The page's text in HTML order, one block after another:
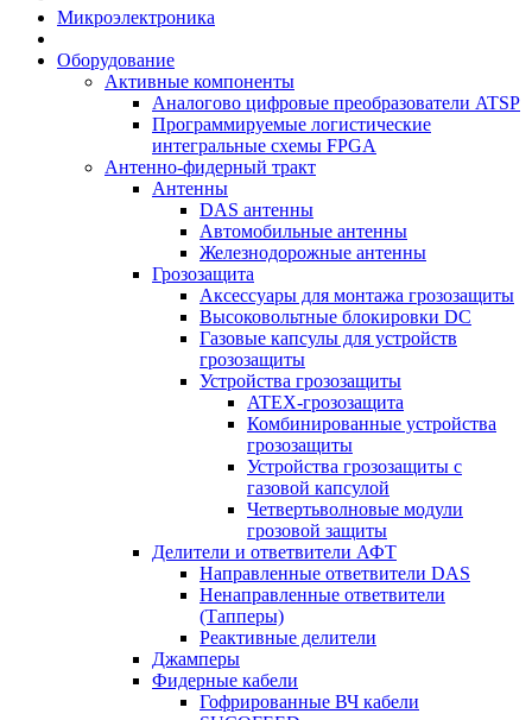
Микроэлектроника
Оборудование
Активные компоненты
Аналогово цифровые преобразователи ATSP
Программируемые логистические
интегральные схемы FPGA
Антенно-фидерный тракт
Антенны
DAS антенны
Автомобильные антенны
Железнодорожные антенны
Грозозащита
Аксессуары для монтажа грозозащиты
Высоковольтные блокировки DC
Газовые капсулы для устройств
грозозащиты
Устройства грозозащиты
ATEX-грозозащита
Комбинированные устройства
грозозащиты
Устройства грозозащиты с
газовой капсулой
Четвертьволновые модули
грозовой защиты
Делители и ответвители АФТ
Направленные ответвители DAS
Ненаправленные ответвители
(Тапперы)
Реактивные делители
Джамперы
Фидерные кабели
Гофрированные ВЧ кабели